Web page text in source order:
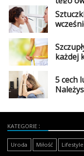
każdej
5 cech
KATEGORIE
Uroda Miłość Lifestyle